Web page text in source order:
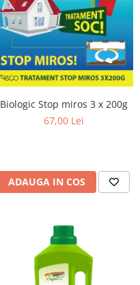
Biologic Stop miros 3 x 200g
67,00 Lei
ADAUGA IN COS